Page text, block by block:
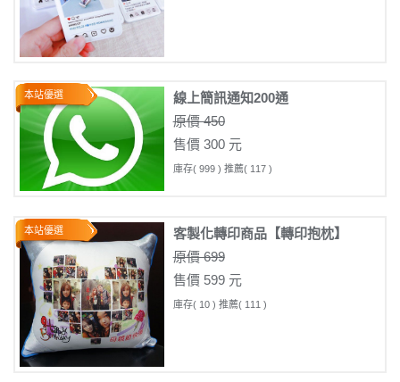
本站優選
線上簡訊通知200通
原價 450
售價 300 元
庫存( 999 ) 推薦( 117 )
本站優選
客製化轉印商品【轉印抱枕】
原價 699
售價 599 元
庫存( 10 ) 推薦( 111 )